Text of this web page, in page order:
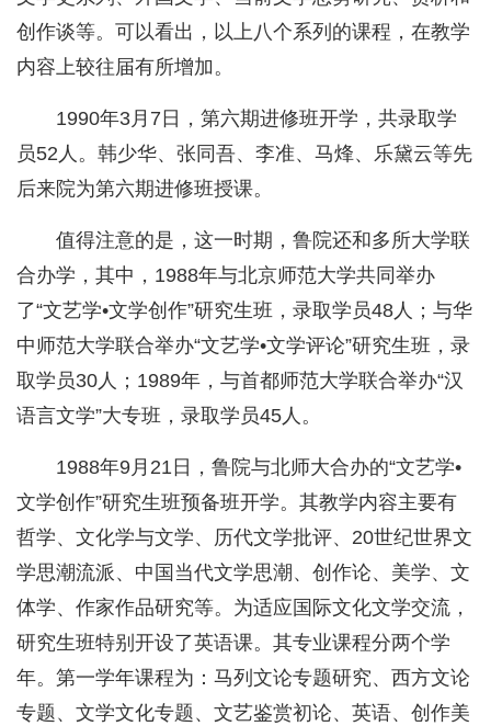
创作谈等。可以看出，以上八个系列的课程，在教学
内容上较往届有所增加。
1990年3月7日，第六期进修班开学，共录取学
员52人。韩少华、张同吾、李准、马烽、乐黛云等先
后来院为第六期进修班授课。
值得注意的是，这一时期，鲁院还和多所大学联
合办学，其中，1988年与北京师范大学共同举办
了“文艺学•文学创作”研究生班，录取学员48人；与华
中师范大学联合举办“文艺学•文学评论”研究生班，录
取学员30人；1989年，与首都师范大学联合举办“汉
语言文学”大专班，录取学员45人。
1988年9月21日，鲁院与北师大合办的“文艺学•
文学创作”研究生班预备班开学。其教学内容主要有
哲学、文化学与文学、历代文学批评、20世纪世界文
学思潮流派、中国当代文学思潮、创作论、美学、文
体学、作家作品研究等。为适应国际文化文学交流，
研究生班特别开设了英语课。其专业课程分两个学
年。第一学年课程为：马列文论专题研究、西方文论
专题、文学文化专题、文艺鉴赏初论、英语、创作美